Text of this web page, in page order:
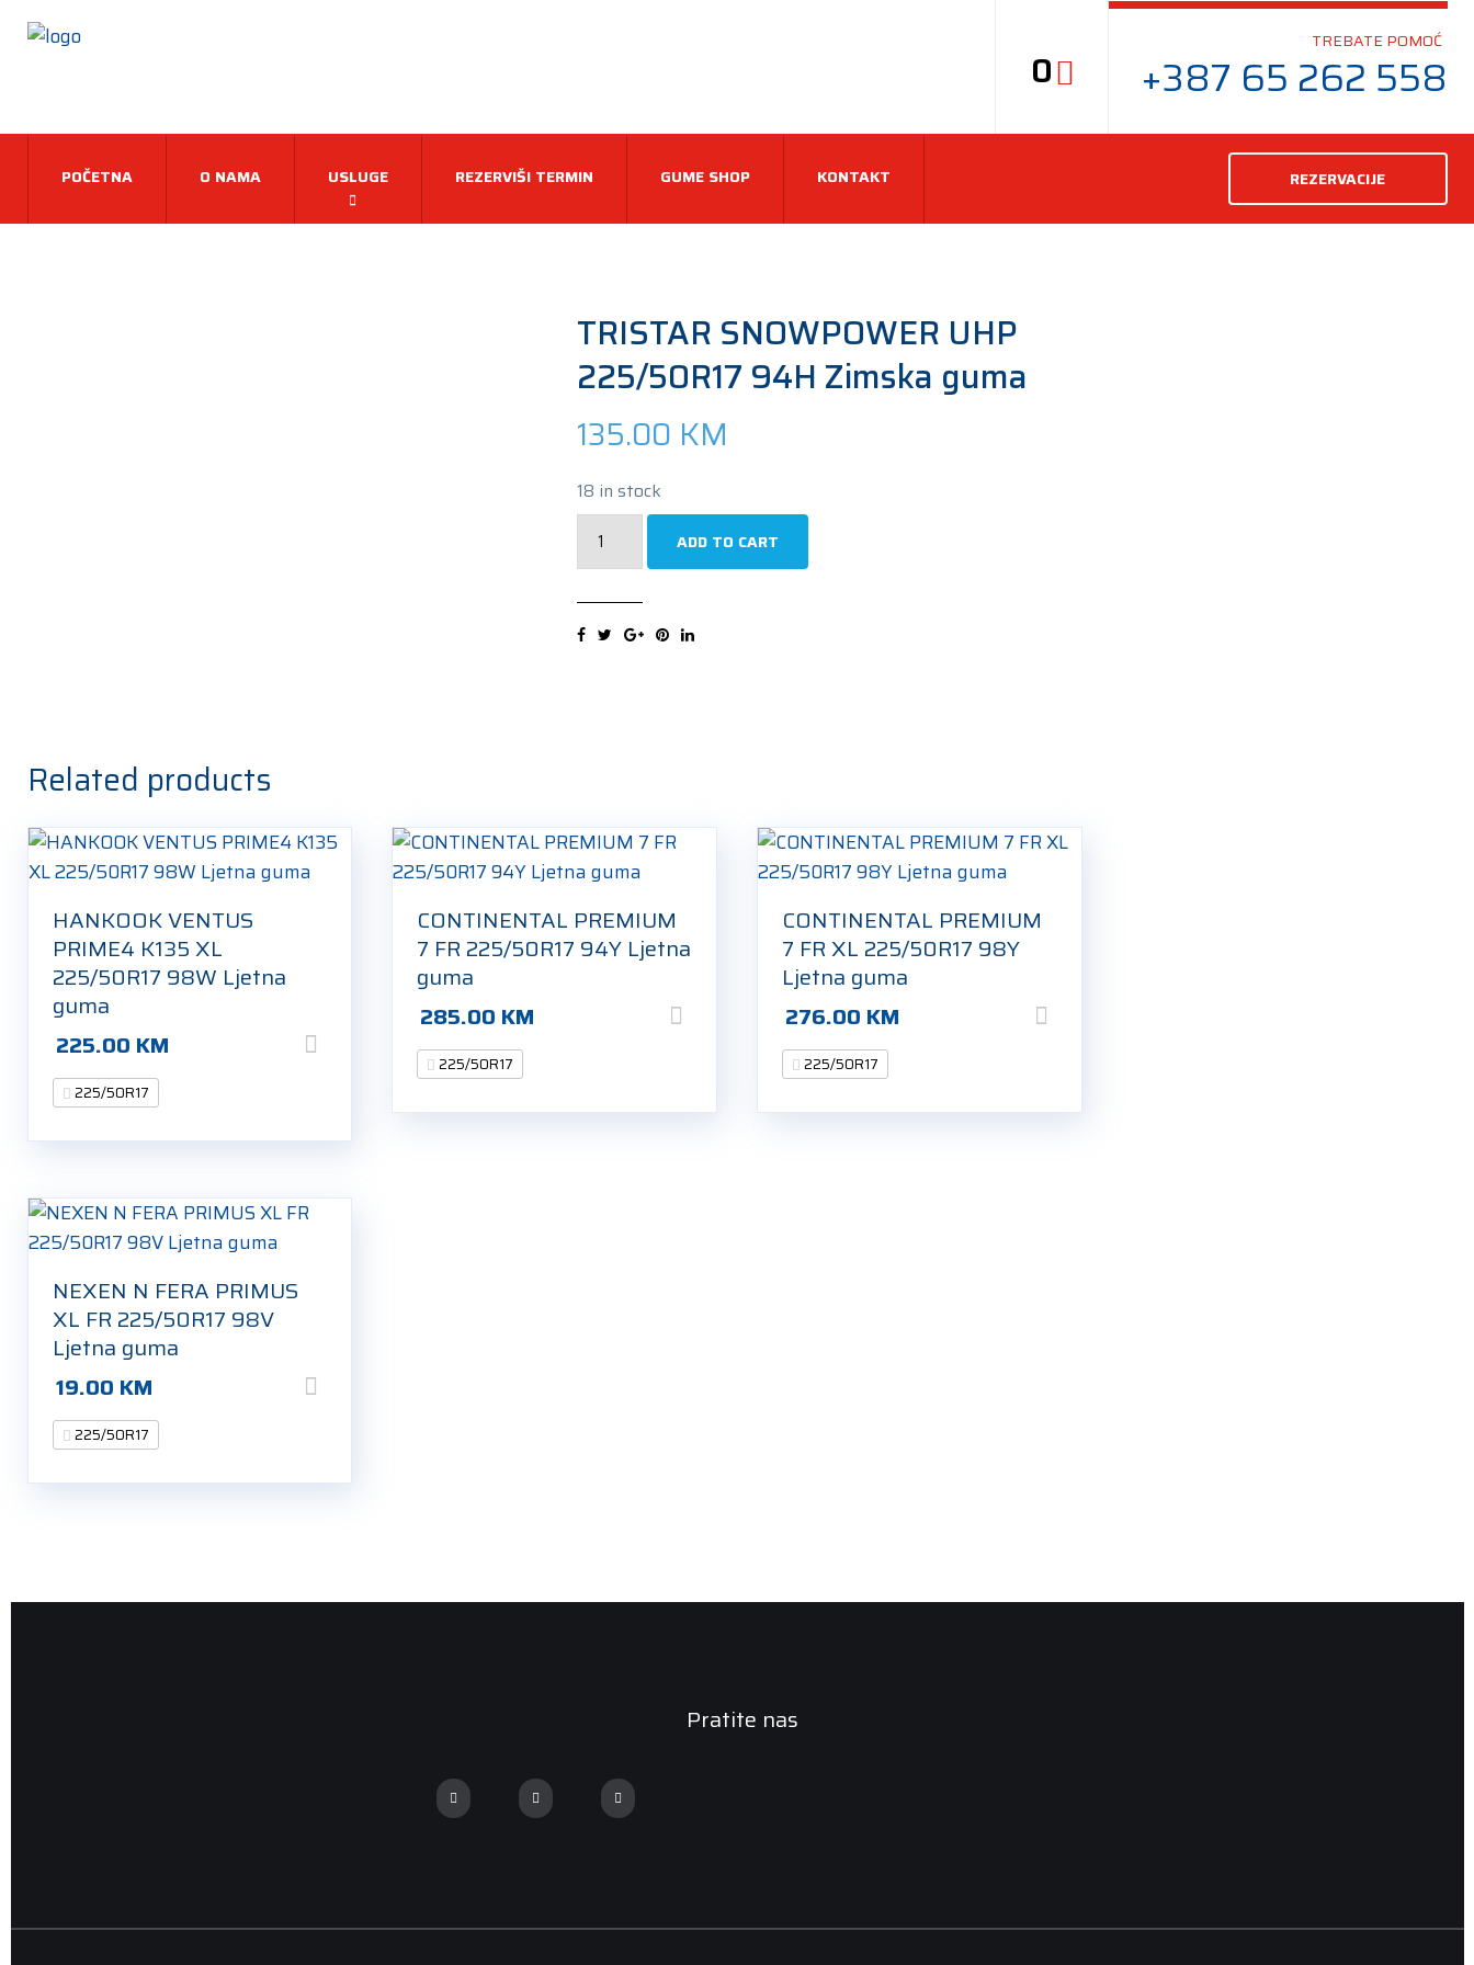
0
TREBATE POMOĆ
+387 65 262 558
REZERVACIJE
POČETNA O NAMA USLUGE REZERVIŠI TERMIN GUME SHOP KONTAKT
TRISTAR SNOWPOWER UHP
225/50R17 94H Zimska guma
135.00 KM
18 in stock
94H
ADD TO CART
Related products
HANKOOK VENTUS
PRIME4 K135 XL
225/50R17 98W Ljetna
guma
225.00 KM
225/50R17
CONTINENTAL PREMIUM
7 FR 225/50R17 94Y Ljetna
guma
285.00 KM
225/50R17
CONTINENTAL PREMIUM
7 FR XL 225/50R17 98Y
Ljetna guma
276.00 KM
225/50R17
NEXEN N FERA PRIMUS
XL FR 225/50R17 98V
Ljetna guma
19.00 KM
225/50R17
Pratite nas